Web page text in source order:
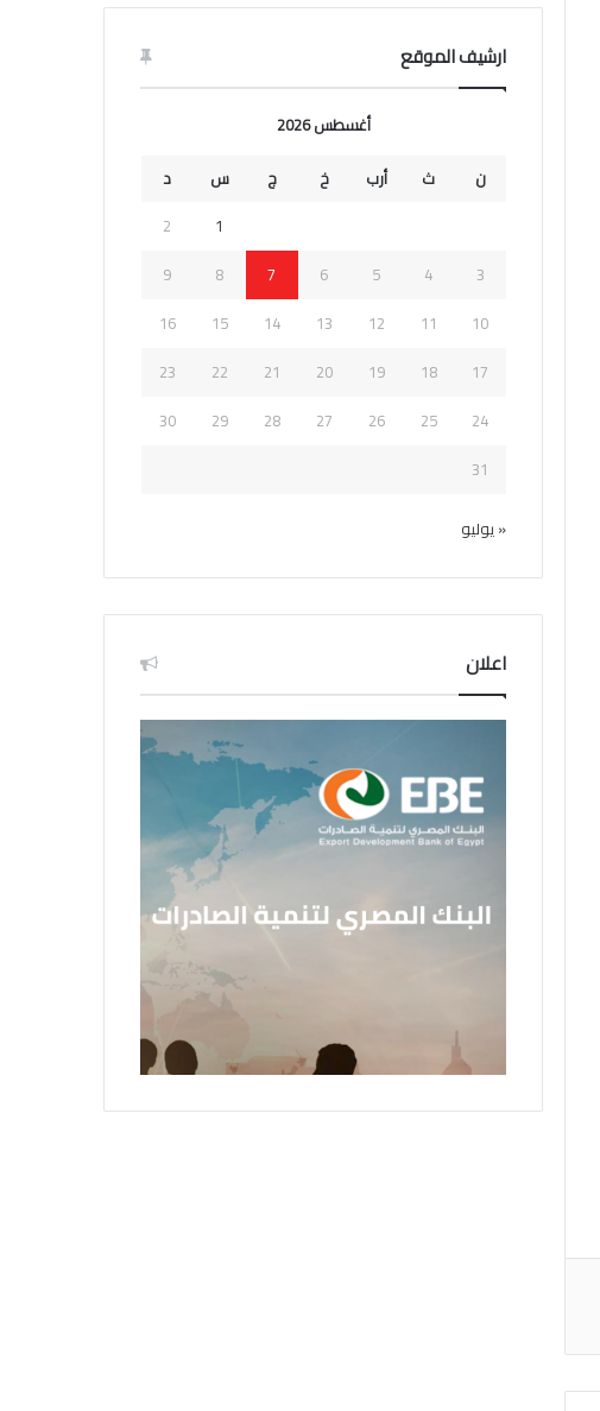
ارشيف الموقع
أغسطس 2026
ن
ث أرب خ ج س
د
1
2
3
4
5
6
7
8
9
10
11
12
13
14
15
16
17
18
19
20
21
22
23
24
25
26
27
28
29
30
31
« يوليو
اعلان